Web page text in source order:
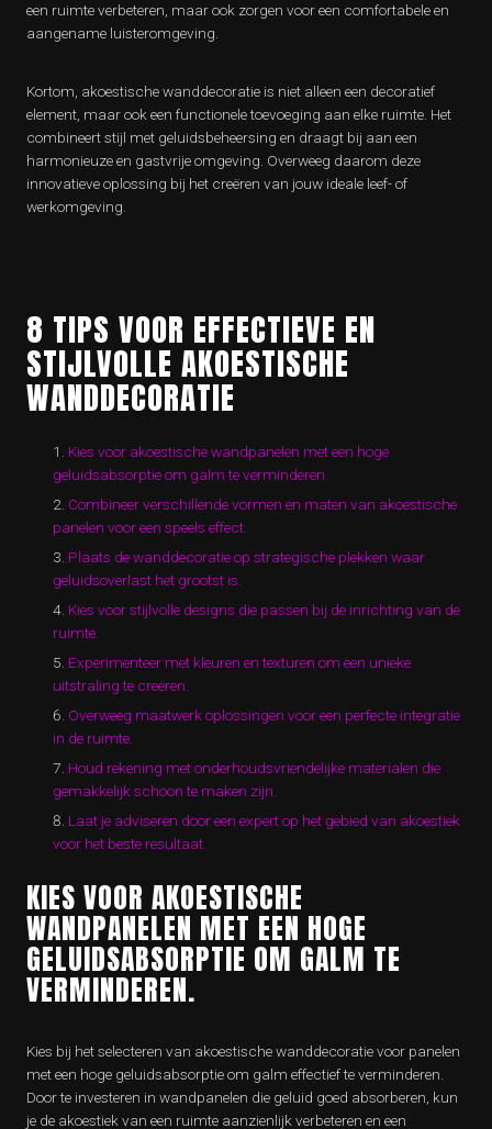
een ruimte verbeteren, maar ook zorgen voor een comfortabele en
aangename luisteromgeving.
Kortom, akoestische wanddecoratie is niet alleen een decoratief
element, maar ook een functionele toevoeging aan elke ruimte. Het
combineert stijl met geluidsbeheersing en draagt bij aan een
harmonieuze en gastvrije omgeving. Overweeg daarom deze
innovatieve oplossing bij het creëren van jouw ideale leef- of
werkomgeving.
8 TIPS VOOR EFFECTIEVE EN
STIJLVOLLE AKOESTISCHE
WANDDECORATIE
Kies voor akoestische wandpanelen met een hoge
geluidsabsorptie om galm te verminderen.
Combineer verschillende vormen en maten van akoestische
panelen voor een speels effect.
Plaats de wanddecoratie op strategische plekken waar
geluidsoverlast het grootst is.
Kies voor stijlvolle designs die passen bij de inrichting van de
ruimte.
Experimenteer met kleuren en texturen om een unieke
uitstraling te creëren.
Overweeg maatwerk oplossingen voor een perfecte integratie
in de ruimte.
Houd rekening met onderhoudsvriendelijke materialen die
gemakkelijk schoon te maken zijn.
Laat je adviseren door een expert op het gebied van akoestiek
voor het beste resultaat.
KIES VOOR AKOESTISCHE
WANDPANELEN MET EEN HOGE
GELUIDSABSORPTIE OM GALM TE
VERMINDEREN.
Kies bij het selecteren van akoestische wanddecoratie voor panelen
met een hoge geluidsabsorptie om galm effectief te verminderen.
Door te investeren in wandpanelen die geluid goed absorberen, kun
je de akoestiek van een ruimte aanzienlijk verbeteren en een